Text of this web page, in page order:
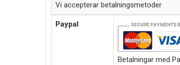
Vi accepterar betalningsmetoder
Paypal
Betalningar med